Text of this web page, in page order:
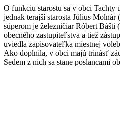
O funkciu starostu sa v obci Tachty
jednak terajší starosta Július
súperom je železničiar Róbert Bášti
obecného zastupiteľstva a tiež
uviedla zapisovateľka miestnej
Ako doplnila, v obci majú trinásť
Sedem z nich sa stane poslancami